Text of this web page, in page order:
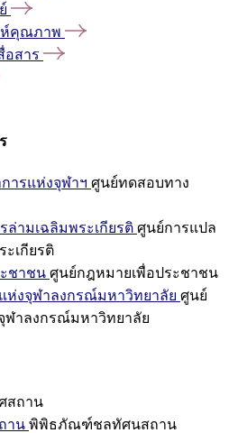
ห์คุณภาพ
อสาร
ารแห่งจุฬาฯ ศูนย์ทดสอบทาง
ล่ามเฉลิมพระเกียรติ ศูนย์การแปล
ะเกียรติ
ชาชน ศูนย์กฎหมายเพื่อประชาชน
ห่งจุฬาลงกรณ์มหาวิทยาลัย ศูนย์
ฬาลงกรณ์มหาวิทยาลัย
สถาน
าน พิพิธภัณฑ์ชลทัศนสถาน